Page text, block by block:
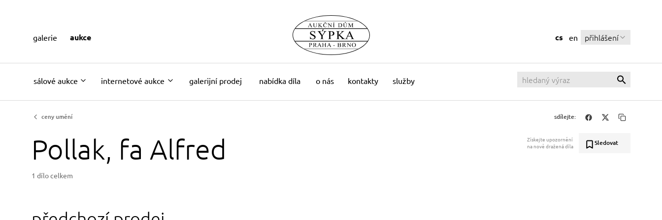
sálové aukce internetové aukce galerijní prodej nabídka díla o nás kontakty služby
cs en přihlášení
galerie aukce
ceny umění sdílejte:
Pollak, fa Alfred
Získejte upozornění
na nově dražená díla
Sledovat
1 dílo celkem